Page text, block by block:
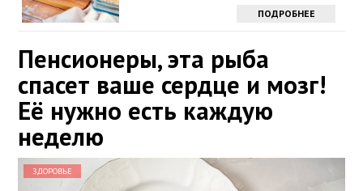
ПОДРОБНЕЕ
Пенсионеры, эта рыба
спасет ваше сердце и мозг!
Её нужно есть каждую
неделю
ЗДОРОВЬЕ